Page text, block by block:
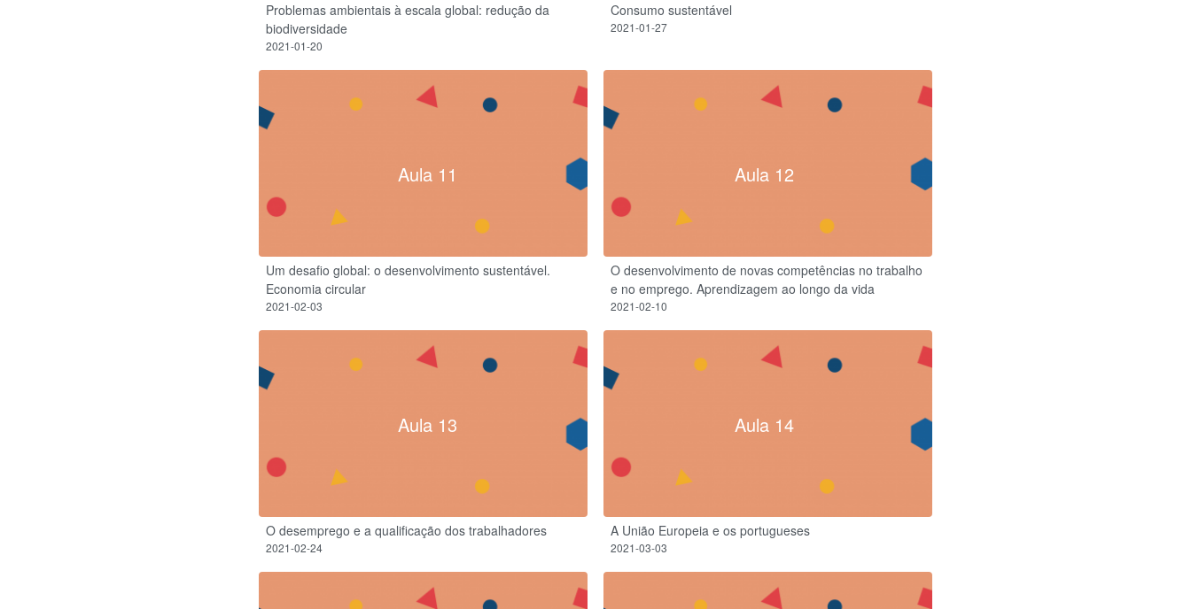
Problemas ambientais à escala global: redução da
biodiversidade
2021-01-20
Consumo sustentável
2021-01-27
Aula 11
Um desafio global: o desenvolvimento sustentável.
Economia circular
2021-02-03
Aula 12
O desenvolvimento de novas competências no trabalho
e no emprego. Aprendizagem ao longo da vida
2021-02-10
Aula 13
O desemprego e a qualificação dos trabalhadores
2021-02-24
Aula 14
A União Europeia e os portugueses
2021-03-03